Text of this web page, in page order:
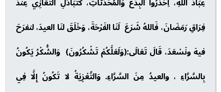
فِرَاقِ رَمَضَانَ، فَاللهُ شَرَعَ لَنَا الفَرْحَةَ، وَخَلَقَ لنَا العيدَ، لنفرَحَ
فيهَ ونَسْعَدَ، قَالَ تَعَالَى:(وَلَعَلَّكُمْ تَشْكُرُونَ) وَالشُّكْرُ يَكُونُ
بِالسَّرَّاءِ ، والعيدُ مِنَ السَّرَّاءِ. وَالتَّعْزِيَةُ لا تَكُونُ إِلَّا فِي